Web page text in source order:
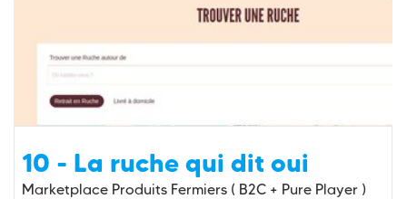
10 - La ruche qui dit oui
Marketplace Produits Fermiers ( B2C + Pure Player )